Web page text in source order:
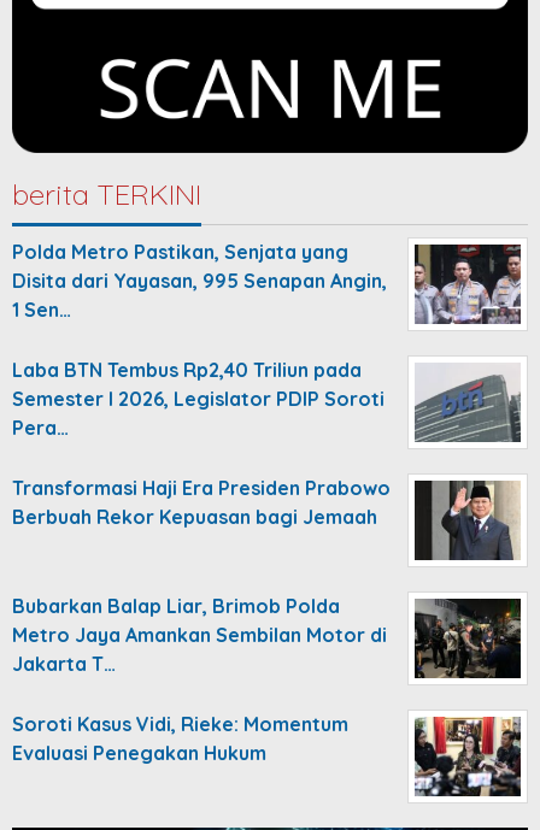
berita TERKINI
Polda Metro Pastikan, Senjata yang
Disita dari Yayasan, 995 Senapan Angin,
1 Sen…
Laba BTN Tembus Rp2,40 Triliun pada
Semester I 2026, Legislator PDIP Soroti
Pera…
Transformasi Haji Era Presiden Prabowo
Berbuah Rekor Kepuasan bagi Jemaah
Bubarkan Balap Liar, Brimob Polda
Metro Jaya Amankan Sembilan Motor di
Jakarta T…
Soroti Kasus Vidi, Rieke: Momentum
Evaluasi Penegakan Hukum